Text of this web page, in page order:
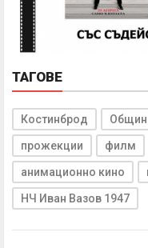
ТАГОВЕ
Костинброд
прожекции филм
анимационно кино
НЧ Иван Вазов 1947